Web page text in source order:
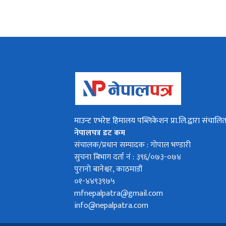
माउन्ट एभरेष्ट हिमालय पब्लिकेशन प्रा.लि.द्वारा संचालित
नेपालपत्र डट कम
संचालक/प्रधान सम्पादक : गोपाल भण्डारी
सुचना बिभाग दर्ता नं : ३९६/०७३-०७४
पुरानो बानेश्वर, काठमाडौं
०१-४४९३९७५
mfnepalpatra@gmail.com
info@nepalpatra.com